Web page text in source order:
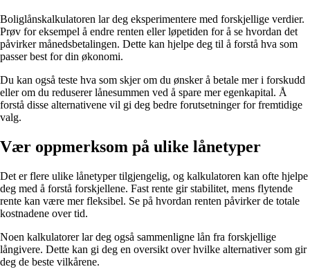
Boliglånskalkulatoren lar deg eksperimentere med forskjellige verdier.
Prøv for eksempel å endre renten eller løpetiden for å se hvordan det
påvirker månedsbetalingen. Dette kan hjelpe deg til å forstå hva som
passer best for din økonomi.
Du kan også teste hva som skjer om du ønsker å betale mer i forskudd
eller om du reduserer lånesummen ved å spare mer egenkapital. Å
forstå disse alternativene vil gi deg bedre forutsetninger for fremtidige
valg.
Vær oppmerksom på ulike lånetyper
Det er flere ulike lånetyper tilgjengelig, og kalkulatoren kan ofte hjelpe
deg med å forstå forskjellene. Fast rente gir stabilitet, mens flytende
rente kan være mer fleksibel. Se på hvordan renten påvirker de totale
kostnadene over tid.
Noen kalkulatorer lar deg også sammenligne lån fra forskjellige
långivere. Dette kan gi deg en oversikt over hvilke alternativer som gir
deg de beste vilkårene.